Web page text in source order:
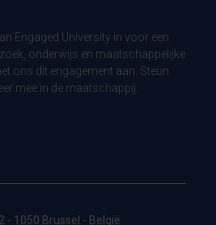
Engaged University in voor een
onderwijs en maatschappelijke
ons dit engagement aan. Steun
mee in de maatschappij.
- 1050 Brussel - België